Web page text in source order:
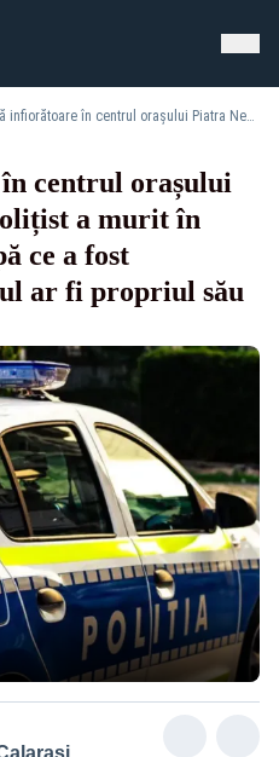
Crimă infiorătoare în centrul orașului Piatra Neamț. Un polițist a murit în mijlocul străzii, după ce a fost înjunghiat. Agresorul ar fi propriul său fiu - VIDEO
centrul orașului
a murit în
ce a fost
ar fi propriul său